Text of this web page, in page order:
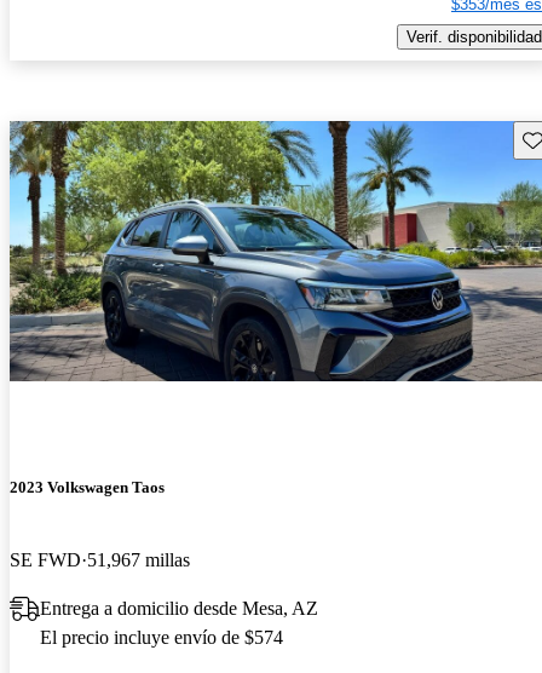
$353/mes
Verif. disponibilidad
2023 Volkswagen Taos
SE FWD 51,967 millas
Entrega a domicilio desde Mesa, AZ
El precio incluye envío de $574